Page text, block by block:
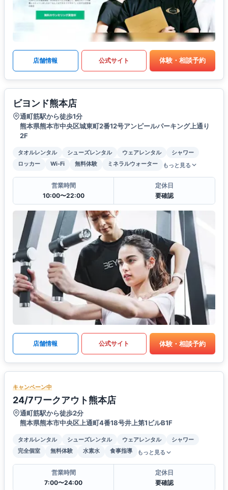
店舗情報 公式サイト 体験・相談予約
ビヨンド熊本店
通町筋駅から徒歩1分
熊本県熊本市中央区城東町2番12号アンピールパーキング上通り
2F
タオルレンタル シューズレンタル ウェアレンタル
シャワー
ロッカー
Wi-Fi 無料体験 ミネラルウォーター もっと見る
営業時間
10:00〜22:00
定休日
要確認
店舗情報 公式サイト 体験・相談予約
キャンペーン中
24/7ワークアウト熊本店
通町筋駅から徒歩2分
熊本県熊本市中央区上通町4番18号井上第1ビルB1F
タオルレンタル シューズレンタル ウェアレンタル
シャワー
完全個室
無料体験 水素水 食事指導 もっと見る
営業時間
7:00〜24:00
定休日
要確認